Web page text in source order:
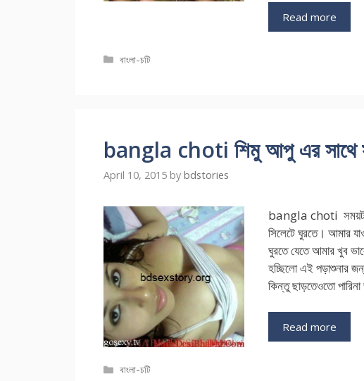
Read more
Categories
বাংলা-চটি
bangla choti শিমু আপু এর সাথে
April 10, 2015 by bdstories
bangla choti সময়টা
সিলেটে ঘুরতে। আমার
ঘুরতে যেতে আমার খুব
হচ্ছিলো এই পড়াশুনার
কিন্তু ছাড়তেওতো
Read more
Categories
বাংলা-চটি